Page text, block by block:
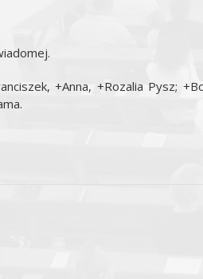
+Anna, +Rozalia Pysz;